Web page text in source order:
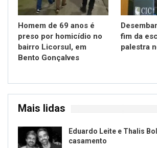
Homem de 69 anos é
preso por homicídio no
bairro Licorsul, em
Bento Gonçalves
fim da
palestra
Mais lidas
Eduardo Leite e Thalis
casamento